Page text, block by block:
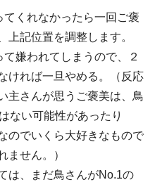
くれなかったら一回ご褒
上記位置を調整します。
嫌われてしまうので、２
ければ一旦やめる。（反応
主さんが思うご褒美は、鳥
ない可能性があったり
のでいくら大好きなもので
ません。）
は、まだ鳥さんがNo.1の